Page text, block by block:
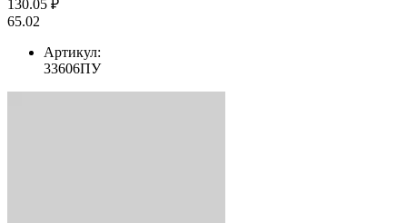
130.05 ₽
65.02
Артикул:
33606ПУ